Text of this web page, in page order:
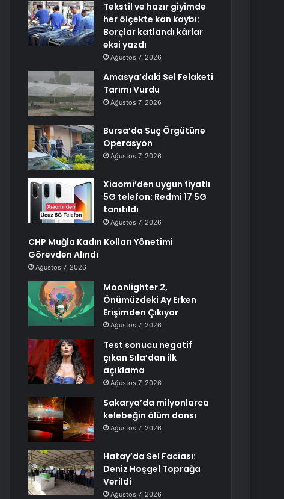
Tekstil ve hazır giyimde
her ölçekte kan kaybı:
Borçlar katlandı kârlar
eksi yazdı
Ağustos 7, 2026
Amasya’daki Sel Felaketi
Tarımı Vurdu
Ağustos 7, 2026
Bursa’da Suç Örgütüne
Operasyon
Ağustos 7, 2026
Xiaomi’den uygun fiyatlı
5G telefon: Redmi 17 5G
tanıtıldı
Ağustos 7, 2026
CHP Muğla Kadın Kolları Yönetimi
Görevden Alındı
Ağustos 7, 2026
Moonlighter 2,
Önümüzdeki Ay Erken
Erişimden Çıkıyor
Ağustos 7, 2026
Test sonucu negatif
çıkan Sıla’dan ilk
açıklama
Ağustos 7, 2026
Sakarya’da milyonlarca
kelebeğin ölüm dansı
Ağustos 7, 2026
Hatay’da Sel Faciası:
Deniz Hoşgel Toprağa
Verildi
Ağustos 7, 2026